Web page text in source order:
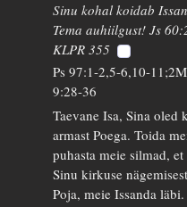
Sinu kohal koidab
Tema auhiilgust! Js
KLPR 355
Ps 97:1-2,5-6,10-
9:28-36
Taevane Isa, Sina
armast Poega. Toida
puhasta meie silmad,
Sinu kirkuse
Poja, meie Issanda läbi.